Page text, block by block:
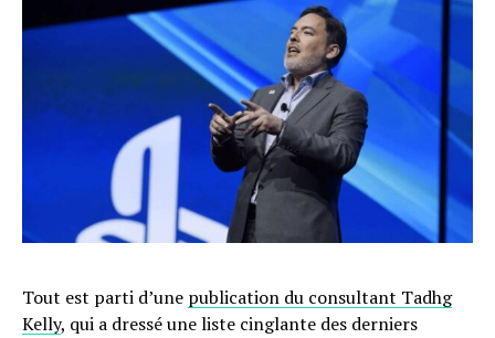
Tout est parti d’une publication du consultant Tadhg
Kelly, qui a dressé une liste cinglante des derniers